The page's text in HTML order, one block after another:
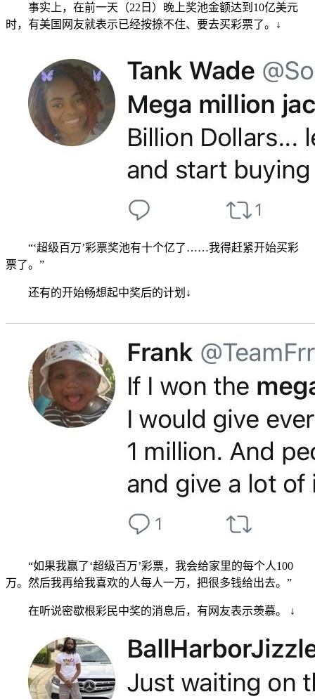
事实上，在前一天（22日）晚上奖池金额达到10亿美元
时，有美国网友就表示已经按捺不住、要去买彩票了。↓
“‘超级百万’彩票奖池有十个亿了……我得赶紧开始买彩
票了。”
还有的开始畅想起中奖后的计划↓
“如果我赢了‘超级百万’彩票，我会给家里的每个人100
万。然后我再给我喜欢的人每人一万，把很多钱给出去。”
在听说密歇根彩民中奖的消息后，有网友表示羡慕。 ↓